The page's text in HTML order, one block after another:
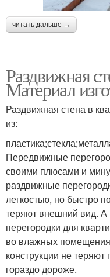
читать дальше →
Раздвижная
Материал
Раздвижная стена в
из:
Передвижные
своими плюсами и
раздвижные
легкостью, но быстро
теряют внешний вид.
перегородки для
во влажных
конструкции не теряют
гораздо дороже.